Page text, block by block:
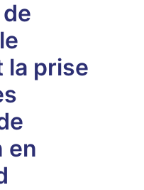
la prise
en